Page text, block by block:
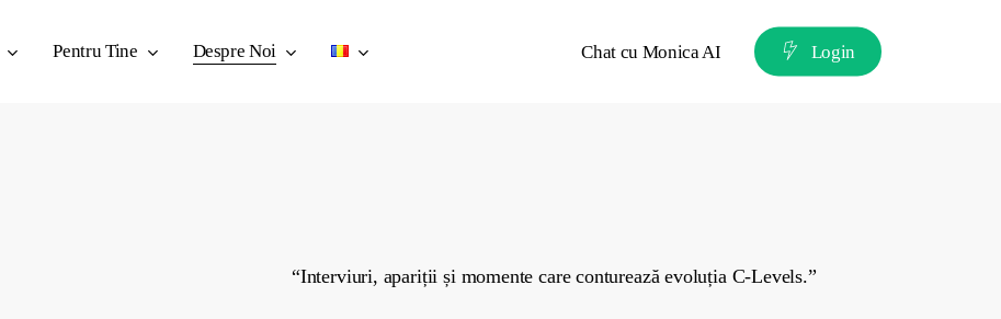
Pentru Tine Despre Noi Chat cu Monica AI Login
“Interviuri, apariții și momente care conturează evoluția C-Levels.”